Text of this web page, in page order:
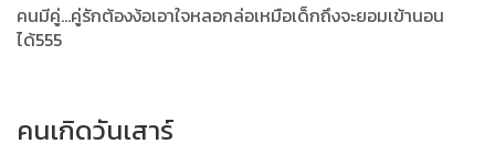
คนมีคู่...คู่รักต้องง้อเอาใจหลอกล่อเหมือเด็กถึงจะยอมเข้านอน
ได้555
คนเกิดวันเสาร์